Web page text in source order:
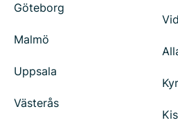
Göteborg
Malmö
Uppsala
Västerås